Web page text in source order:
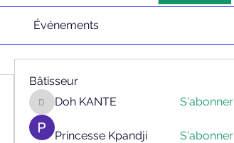
Événements
Bâtisseur
Doh KANTE
Doh KANTE S'abonner
Princesse Kpandji S'abonner